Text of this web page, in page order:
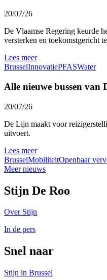
20/07/26
De Vlaamse Regering keurde
versterken en toekomstgericht
Lees meer
BrusselInnovatiePFASWater
Alle nieuwe bussen
20/07/26
De Lijn maakt voor
uitvoert.
Lees meer
BrusselMobiliteitOpenbaar
Meer nieuws
Stijn De Roo
Over Stijn
In de pers
Snel naar
Stijn in Brussel